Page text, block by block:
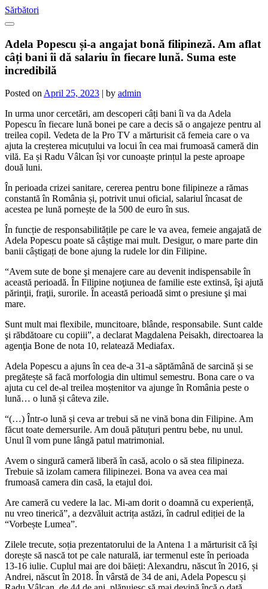
Skip
to
Sărbători
Adela Popescu și-a angajat bonă filipineză. Am aflat
câți bani îi dă salariu în fiecare lună. Suma este
incredibilă
Posted onApril 25, 2023 | by admin
In urma unor cercetări, am descoperi câți bani îi va da Adela
Popescu în fiecare lună bonei pe care a decis să o angajeze pentru al
treilea copil. Vedeta de la Pro TV a mărturisit că femeia care o va
ajuta la creșterea micuțului va locui în cea mai frumoasă cameră din
vilă. Ea și Radu Vâlcan își vor cunoaște prințul la peste aproape
două luni.
În perioada crizei sanitare, cererea pentru bone filipineze a rămas
constantă în România și, potrivit unui oficial, salariul încasat de
acestea pe lună pornește de la 500 de euro în sus.
În funcție de responsabilitățile pe care le va avea, femeie angajată de
Adela Popescu poate să câștige mai mult. Desigur, o mare parte din
banii câștigați de bone ajung la rudele lor din Filipine.
“Avem sute de bone şi menajere care au devenit indispensabile în
această perioadă. În Filipine noţiunea de familie este extinsă, îşi ajută
părinţii, fraţii, surorile. În această perioadă simt o presiune şi mai
mare.
Sunt mult mai flexibile, muncitoare, blânde, responsabile. Sunt calde
şi răbdătoare cu copiii”, a declarat Magdalena Peisakh, directoarea la
agenţia Bone de nota 10, relatează Mediafax.
Adela Popescu a ajuns în cea de-a 31-a săptămână de sarcină și se
pregătește să facă morfologia din ultimul semestru. Bona care o va
ajuta cu cel de-al treilea moștenitor va ajunge în România peste o
lună… o lună și câteva zile.
“(…) Într-o lună și ceva ar trebui să ne vină bona din Filipine. Am
făcut toate demersurile. Am două pătuțuri pentru bebe, nu unul.
Unul îl vom pune lângă patul matrimonial.
Avem o singură cameră liberă în casă, acolo o să stea filipineza.
Trebuie să izolam camera filipinezei. Bona va avea cea mai
frumoasă camera din casă, la etajul doi.
Are cameră cu vedere la lac. Mi-am dorit o doamnă cu experiență,
nu vreo tinerică”, a dezvăluit actrița astăzi, în cadrul ediției de la
“Vorbește Lumea”.
Zilele trecute, soția prezentatorului de la Antena 1 a mărturisit că își
dorește să nască tot pe cale naturală, iar termenul este în perioada
13-16 iulie. Cuplul mai are doi băieți: Alexandru, născut în 2016, și
Andrei, născut în 2018. În vârstă de 34 de ani, Adela Popescu și